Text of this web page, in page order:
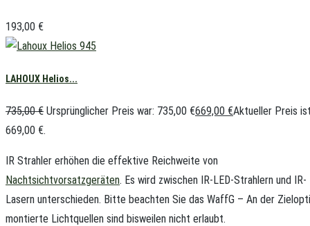
193,00 €
LAHOUX Helios...
735,00€ Ursprünglicher Preis war: 735,00 €669,00 €Aktueller Preis
669,00 €.
IR Strahler erhöhen die effektive Reichweite von
Nachtsichtvorsatzgeräten. Es wird zwischen IR-LED-Strahlern und IR-
Lasern unterschieden. Bitte beachten Sie das WaffG – An der
montierte Lichtquellen sind bisweilen nicht erlaubt.